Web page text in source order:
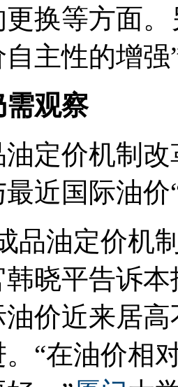
更换等方面
主性的增强
需观察
定价机制
近国际油价
品油定价机
晓平告诉
价近来居
“在油价相